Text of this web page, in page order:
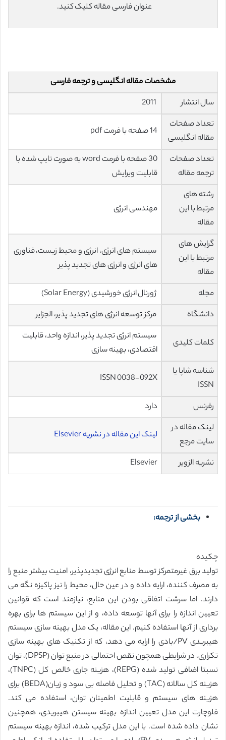
عنوان فارسی مقاله کلیک کنید.
مشخصات مقاله انگلیسی و ترجمه فارسی
سال انتشار
تعداد صفحات
مقاله انگلیسی
14 صفحه با فرمت pdf
تعداد صفحات
ترجمه مقاله
30 صفحه با فرمت word به صورت تایپ شده با
قابلیت ویرایش
رشته های
مرتبط با این
مقاله
مهندسی انرژی
گرایش های
مرتبط با این
مقاله
سیستم های انرژی، انرژی و محيط زيست، فناوری
های انرژی و انرژی های تجدید پذیر
مجله
ژورنال انرژی خورشیدی (Solar Energy)
دانشگاه
مرکز توسعه انرژی های تجدید پذیر، الجزایر
کلمات کلیدی
سیستم انرژی تجدید پذیر، اندازه واحد، قابلیت
اقتصادی، بهینه سازی
شناسه شاپا یا
ISSN
ISSN 0038-092X
رفرنس
دارد
لینک مقاله در
سایت مرجع
لینک این مقاله در نشریه Elsevier
نشریه الزویر Elsevier
بخشی از ترجمه:
چکیده
تولید برق غیرمتمرکز توسط منابع انرژی تجدیدپذیر، امنیت بیشتر منبع را
به مصرف کننده، ارایه داده و در عین حال، محیط را نیز پاکیزه نگه می
دارند. اما سرشت اتفاقی بودن این منابع، نیازمند است که قوانین
تعیین اندازه را برای آنها توسعه داده، و از این سیستم ها برای بهره
برداری از آنها استفاده کنیم. این مقاله، یک مدل بهینه سازی سیستم
هیبریدی PV/بادی را ارایه می دهد، که از تکنیک های بهینه سازی
تکراری، در شرایطی همچون نقص احتمالی در منبع توان (DPSP)، توان
نسبتا اضافی تولید شده (REPG)، هزینه جاری خالص کل (TNPC)،
هزینه کل سالانه (TAC) و تحلیل فاصله بی سود و زیان(BEDA) برای
هزینه های سیستم و قابلیت اطمینان توان، استفاده می کند.
فلوچارت این مدل تعیین اندازه بهینه سیستن هیبریدی، همچنین
نشان داده شده است. با این مدل ترکیب شده، اندازه بهینه سیستم